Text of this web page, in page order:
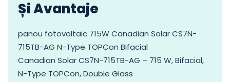
Și Avantaje
panou fotovoltaic 715W Canadian Solar CS7N-
715TB-AG N-Type TOPCon Bifacial
Canadian Solar CS7N-715TB-AG – 715 W, Bifacial,
N-Type TOPCon, Double Glass